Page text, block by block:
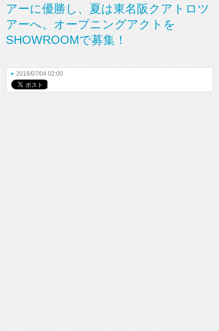
アーに優勝し、夏は東名阪クアトロツ
アーへ。オープニングアクトを
SHOWROOMで募集！
2018/07/04 02:00